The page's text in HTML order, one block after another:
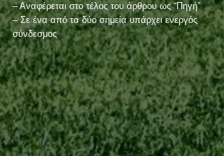
– Αναφέρεται στο τέλος του άρθρου ως “Πηγή”
– Σε ένα από τα δύο σημεία υπάρχει ενεργός
σύνδεσμος